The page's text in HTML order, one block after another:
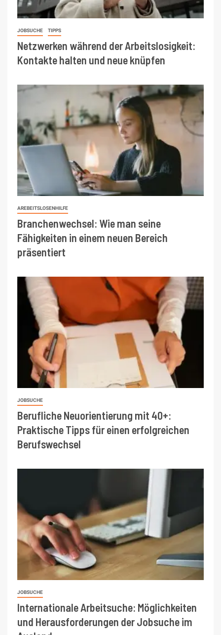
JOBSUCHE TIPPS
Netzwerken während der Arbeitslosigkeit:
Kontakte halten und neue knüpfen
AREBEITSLOSENHILFE
Branchenwechsel: Wie man seine
Fähigkeiten in einem neuen Bereich
präsentiert
JOBSUCHE
Berufliche Neuorientierung mit 40+:
Praktische Tipps für einen erfolgreichen
Berufswechsel
JOBSUCHE
Internationale Arbeitsuche: Möglichkeiten
und Herausforderungen der Jobsuche im